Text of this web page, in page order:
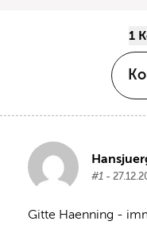
#1 -
Gitte Haenning -